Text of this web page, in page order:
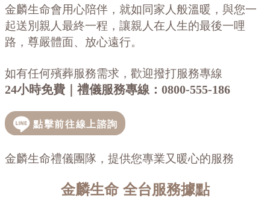
金麟生命會用心陪伴，就如同家人般溫暖，與您一
起送別親人最終一程，讓親人在人生的最後一哩
路，尊嚴體面、放心遠行。
如有任何殯葬服務需求，歡迎撥打服務專線
24小時免費｜禮儀服務專線： 0800-555-186
金麟生命禮儀團隊，提供您專業又暖心的服務
金麟生命 全台服務據點